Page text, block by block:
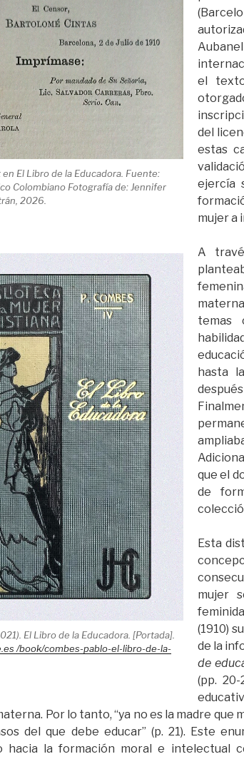
El Libro de la Educadora. Fuente:
Colombiano Fotografía de: Jennifer
2026.
el
del
estas
ejercía
mujer a
El Libro de la Educadora. [Portada].
/book/combes-pablo-el-libro-de-la-
A
temas
hasta
que el
de
Esta
mujer
(1910)
de la
de
(pp.
Por lo tanto, “ya no es la madre que
del que debe educar” (p. 21). Este
hacia la formación moral e intelectual